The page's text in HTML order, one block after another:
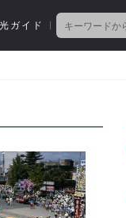
ガイド